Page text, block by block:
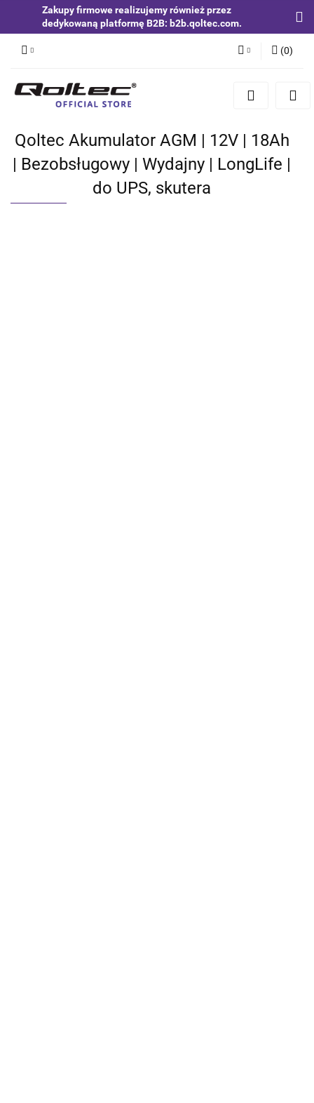
Zakupy firmowe realizujemy również przez
dedykowaną platformę B2B: b2b.qoltec.com.
Zaloguj się
Zgody cookies
(0)
Qoltec Akumulator AGM | 12V | 18Ah
| Bezobsługowy | Wydajny | LongLife |
do UPS, skutera